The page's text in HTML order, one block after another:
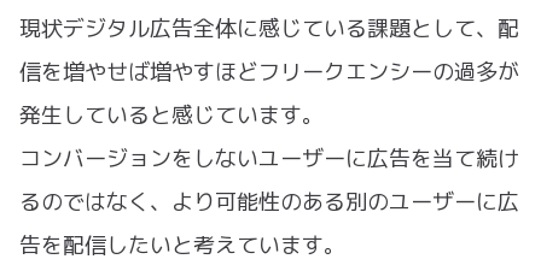
現状デジタル広告全体に感じている課題として、配
信を増やせば増やすほどフリークエンシーの過多が
発生していると感じています。
コンバージョンをしないユーザーに広告を当て続け
るのではなく、より可能性のある別のユーザーに広
告を配信したいと考えています。